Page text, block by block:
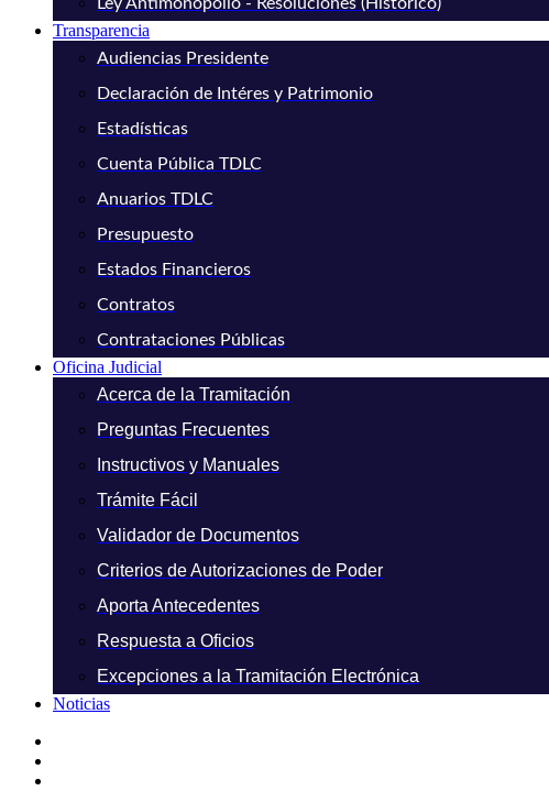
Transparencia
Audiencias Presidente
Declaración de Intéres y Patrimonio
Estadísticas
Cuenta Pública TDLC
Anuarios TDLC
Presupuesto
Estados Financieros
Contratos
Contrataciones Públicas
Oficina Judicial
Acerca de la Tramitación
Preguntas Frecuentes
Instructivos y Manuales
Trámite Fácil
Validador de Documentos
Criterios de Autorizaciones de Poder
Aporta Antecedentes
Respuesta a Oficios
Excepciones a la Tramitación Electrónica
Noticias